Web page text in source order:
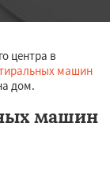
центра в
машин
дом.
машин